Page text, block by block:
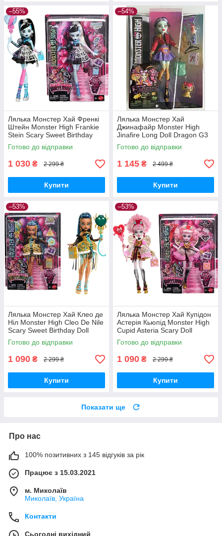
–55%
Лялька Монстер Хай Френкі
Штейн Monster High Frankie
Stein Scary Sweet Birthday
Doll JBG75 Mattel Оригінал
MyDoll.com.ua
Готово до відправки
1 030 ₴ 2 299 ₴
Купити
–54%
Лялька Монстер Хай
Джинафайр Monster High
Jinafire Long Doll Dragon G3
HYV58 Монстро-класика
Mattel Оригінал
MyDoll.com.ua
Готово до відправки
1 145 ₴ 2 499 ₴
Купити
–53%
Лялька Монстер Хай Клео де
Ніл Monster High Cleo De Nile
Scary Sweet Birthday Doll
JBG76 Mattel Оригінал
MyDoll.com.ua
Готово до відправки
1 090 ₴ 2 299 ₴
Купити
–53%
Лялька Монстер Хай Купідон
Астерія Кьюпід Monster High
Cupid Asteria Scary Doll
JBG76 Mattel Оригінал
MyDoll.com.ua
Готово до відправки
1 090 ₴ 2 299 ₴
Купити
Показати ще
Про нас
100% позитивних з 145 відгуків за рік
Працює з 15.03.2021
м. Миколаїв
Миколаїв, Україна
Контакти
Сьогодні вихідний